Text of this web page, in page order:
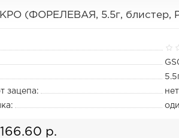
(ФОРЕЛЕВАЯ, 5.5г, блистер,
зацепа:
нет
166.60 р.